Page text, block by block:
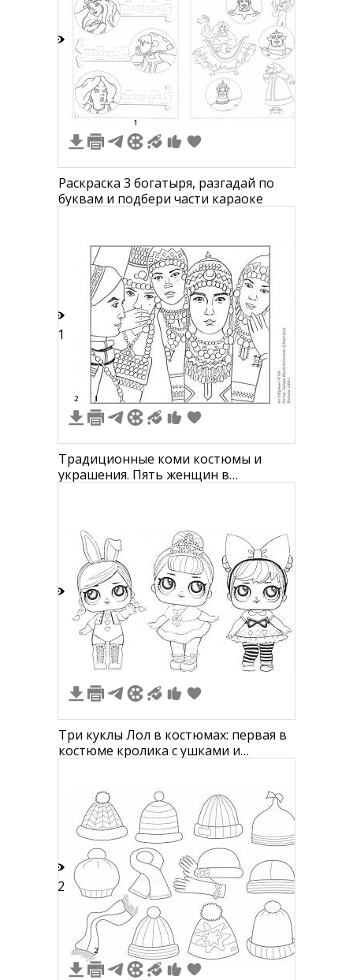
1
Раскраска 3 богатыря, разгадай по
буквам и подбери части караоке
31
2 1
Традиционные коми костюмы и
украшения. Пять женщин в
Три куклы Лол в костюмах: первая в
костюме кролика с ушками и
на голове, с короткой стрижкой, в
полосатых лосинах и платье с
воротничком
12
2